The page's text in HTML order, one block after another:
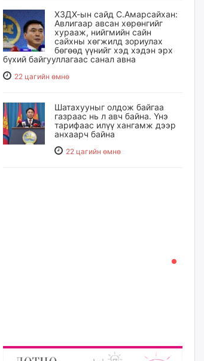
ХЗДХ-ын сайд С.Амарсайхан:
Авлигаар авсан хөрөнгийг
хурааж, нийгмийн сайн
сайхны хөгжилд зориулах
бөгөөд үүнийг хэд хэдэн эрх
бүхий байгууллагаас санал авна
22 цагийн өмнө
Шатахууныг олдож байгаа
газраас нь л авч байна. Үнэ
тарифаас илүү хангамж дээр
анхаарч байна
22 цагийн өмнө
23 цагийн өмнө